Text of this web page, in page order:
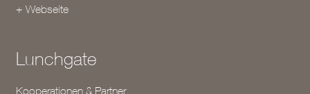
+ Webseite
Lunchgate
Kooperationen & Partner